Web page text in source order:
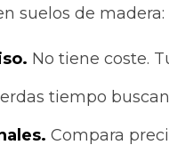
suelos de madera:
No tiene coste.
tiempo
Compara